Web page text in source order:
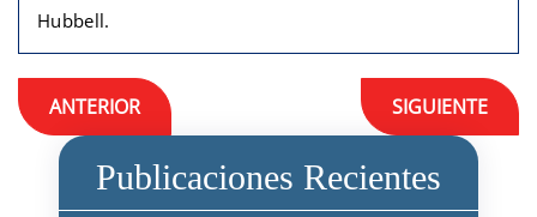
Hubbell.
Navegación
de
entradas
ANTERIOR SIGUIENTE
Publicaciones Recientes